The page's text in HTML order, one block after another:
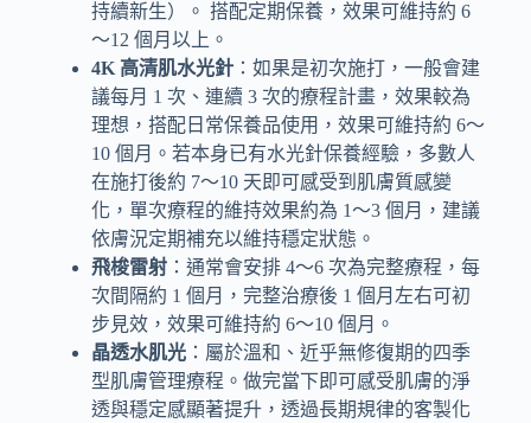
持續新生）。 搭配定期保養，效果可維持約 6
～12 個月以上。
4K 高清肌水光針：如果是初次施打，一般會建
議每月 1 次、連續 3 次的療程計畫，效果較為
理想，搭配日常保養品使用，效果可維持約 6～
10 個月。若本身已有水光針保養經驗，多數人
在施打後約 7～10 天即可感受到肌膚質感變
化，單次療程的維持效果約為 1～3 個月，建議
依膚況定期補充以維持穩定狀態。
飛梭雷射：通常會安排 4～6 次為完整療程，每
次間隔約 1 個月，完整治療後 1 個月左右可初
步見效，效果可維持約 6～10 個月。
晶透水肌光：屬於溫和、近乎無修復期的四季
型肌膚管理療程。做完當下即可感受肌膚的淨
透與穩定感顯著提升，透過長期規律的客製化